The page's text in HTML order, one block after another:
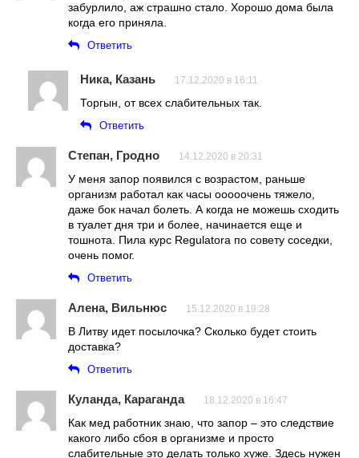
забурлило, аж страшно стало. Хорошо дома была
когда его приняла.
Ответить
Ника, Казань 17.12.2020 в 16:11
Торгын, от всех слабительных так.
Ответить
Степан, Гродно 14.12.2020 в 20:31
У меня запор появился с возрастом, раньше
организм работал как часы ооооочень тяжело,
даже бок начал болеть. А когда не можешь сходить
в туалет дня три и более, начинается еще и
тошнота. Пила курс Regulatorа по совету соседки,
очень помог.
Ответить
Алена, Вильнюс 15.12.2020 в 19:28
В Литву идет посылочка? Сколько будет стоить
доставка?
Ответить
Куланда, Караганда 18.12.2020 в 16:47
Как мед работник знаю, что запор – это следствие
какого либо сбоя в организме и просто
слабительные это делать только хуже. Здесь нужен